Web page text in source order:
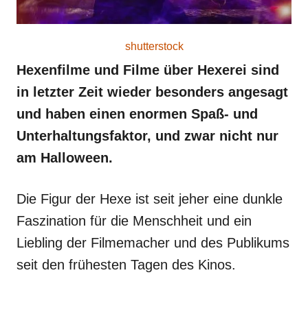
shutterstock
Hexenfilme und Filme über Hexerei sind
in letzter Zeit wieder besonders angesagt
und haben einen enormen Spaß- und
Unterhaltungsfaktor, und zwar nicht nur
am Halloween.
Die Figur der Hexe ist seit jeher eine dunkle
Faszination für die Menschheit und ein
Liebling der Filmemacher und des Publikums
seit den frühesten Tagen des Kinos.